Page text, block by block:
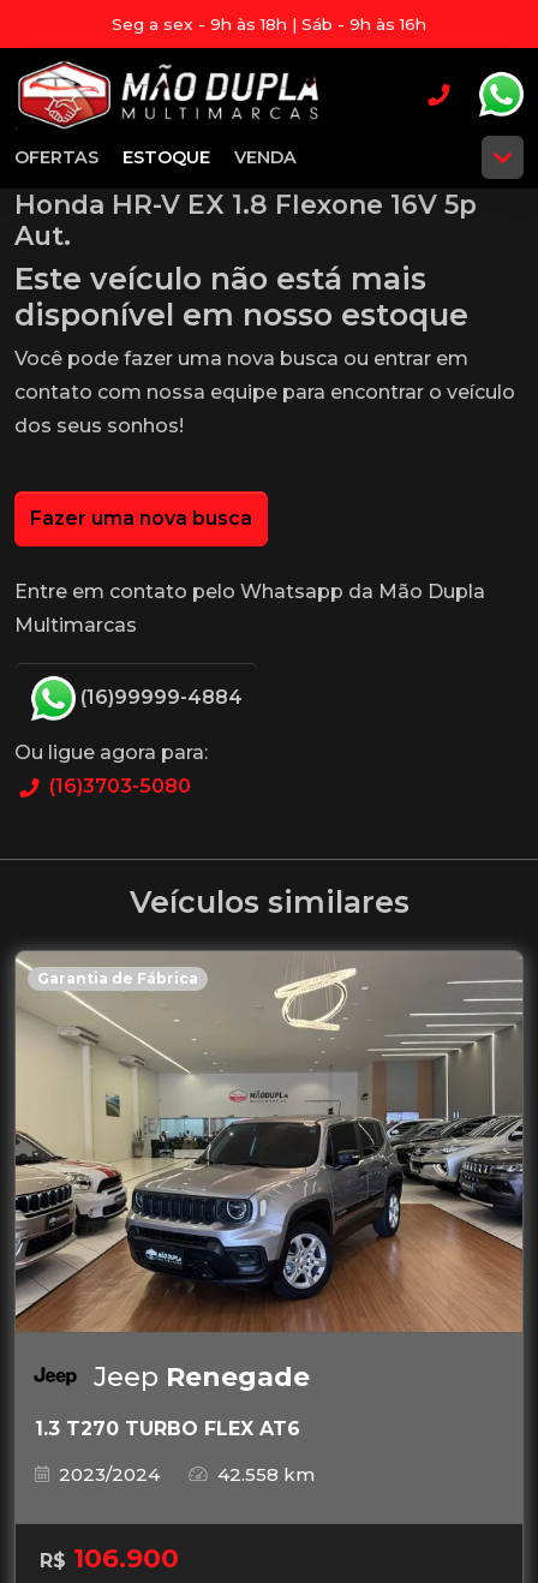
Seg a sex - 9h às 18h | Sáb - 9h às 16h
OFERTAS ESTOQUE VENDA
Honda HR-V EX 1.8 Flexone 16V 5p
Aut.
Este veículo não está mais
disponível em nosso estoque
Você pode fazer uma nova busca ou entrar em
contato com nossa equipe para encontrar o veículo
dos seus sonhos!
Fazer uma nova busca
Entre em contato pelo Whatsapp da Mão Dupla
Multimarcas
(16)99999-4884
Ou ligue agora para:
(16)3703-5080
Veículos similares
Garantia de Fábrica
Jeep Renegade
1.3 T270 TURBO FLEX AT6
2023/2024
42.558 km
R$ 106.900